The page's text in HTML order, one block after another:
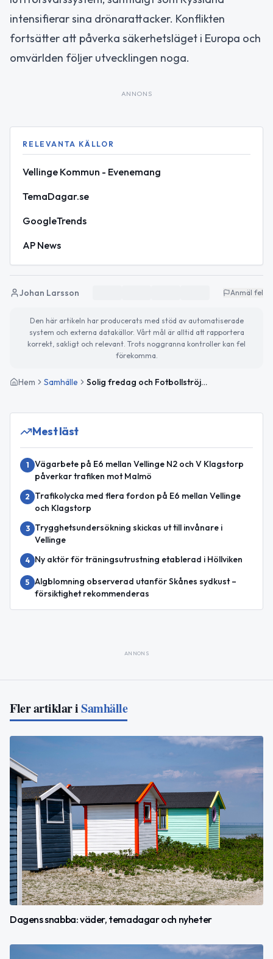
intensifierar sina drönarattacker. Konflikten
fortsätter att påverka säkerhetsläget i Europa och
omvärlden följer utvecklingen noga.
ANNONS
RELEVANTA KÄLLOR
Vellinge Kommun - Evenemang
TemaDagar.se
GoogleTrends
AP News
Johan Larsson Anmäl fel
Den här artikeln har producerats med stöd av automatiserade
system och externa datakällor. Vårt mål är alltid att rapportera
korrekt, sakligt och relevant. Trots noggranna kontroller kan fel
förekomma.
Hem Samhälle Solig fredag och Fotbollströjefredag engagerar
Mest läst
1
Vägarbete på E6 mellan Vellinge N2 och V Klagstorp
påverkar trafiken mot Malmö
2
Trafikolycka med flera fordon på E6 mellan Vellinge
och Klagstorp
3
Trygghetsundersökning skickas ut till invånare i
Vellinge
4 Ny aktör för träningsutrustning etablerad i Höllviken
5 Algblomning observerad utanför Skånes sydkust –
försiktighet rekommenderas
ANNONS
Fler artiklar iSamhälle
Dagens snabba: väder, temadagar och nyheter